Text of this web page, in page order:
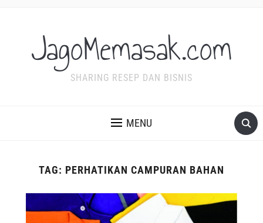
JagoMemasak.com
SHARING RESEP DAN BISNIS
MENU
TAG: PERHATIKAN CAMPURAN BAHAN